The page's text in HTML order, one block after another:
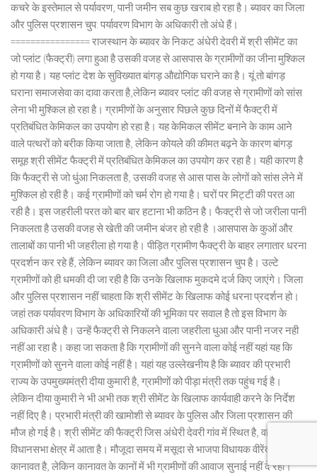
कचरे के इस्तेमाल से पर्यावरण, पानी जमीन सब कुछ खराब हो रहा है। ब्यावर का जिला
और पुलिस प्रशासन चुप: पर्यावरण विभाग के अधिकारी तो अंधे हैं।
================ राजस्थान के ब्यावर के निकट अंधेरी देवरी में श्री सीमेंट का
जो प्लांट (फैक्ट्री) लगा हुआ है उसकी वजह से आसपास के ग्रामीणों का जीना मुश्किल
हो गया है। यह प्लांट देश के सुविख्यात बांगड़ औद्योगिक घराने का है। यूं तो बांगड़
घराना समाजसेवा का दावा करता है,लेकिन ब्यावर प्लांट की वजह से ग्रामीणों को सांस
लेना भी मुश्किल हो रहा है। ग्रामीणों के अनुसार पिछले कुछ दिनों में फैक्ट्री में
प्रतिबंधित केमिकल का उपयोग हो रहा है। यह केमिकल सीमेंट बनाने के काम आने
वाले पत्थरों को बरीक किया जाता है, लेकिन कोयले की कीमत बढ़ने के कारण बांगड़
समूह श्री सीमेंट फैक्ट्री में प्रतिबंधित केमिकल का उपयोग कर रहा है। यही कारण है
कि फैक्ट्री से जो धुंआ निकलता है, उसकी वजह से आस पास के लोगों को सांस लेने में
मुश्किल हो रही है। कई ग्रामीणों को चर्म रोग हो गया है। घरों पर मिट्टी की परत आ
रही है। इस जहरीली परत को बार बार हटाना भी कठिन है। फैक्ट्री से जो जरीला पानी
निकलता है उसकी वजह से खेती की जमीन बंजर हो रही है ।आसपास के कुओं और
तालाबों का पानी भी जहरीला हो गया है। पीड़ित ग्रामीण फैक्ट्री के बाहर लगातार धरना
प्रदर्शन कर रहे हैं, लेकिन ब्यावर का जिला और पुलिस प्रशासन चुप है। उल्टे
ग्रामीणों को ही धमकी दी जा रही है कि उनके खिलाफ मुकदमे दर्ज किए जाएंगे। जिला
और पुलिस प्रशासन नहीं चाहता कि श्री सीमेंट के खिलाफ कोई धरना प्रदर्शन हो।
जहां तक पर्यावरण विभाग के अधिकारियों की भूमिका पर सवाल है तो इस विभाग के
अधिकारी अंधे है। उन्हें फैक्ट्री से निकलने वाला जहरीला धुआ और पानी नजर नही
नहीं आ रहा है। कहा जा सकता है कि ग्रामीणों की सुनने वाला कोई नहीं यहां यह कि
ग्रामीणों को सुनने वाला कोई नहीं है। यहां यह उल्लेखनीय है कि ब्यावर की प्रभारी
राज्य के उपमुख्यमंत्री दीया कुमारी है, ग्रामीणों को पीड़ा मंत्री तक पहुंच गई है।
लेकिन दीया कुमारी ने भी अभी तक श्री सीमेंट के खिलाफ कार्यवाही करने के निर्देश
नहीं दिए है। प्रभारी मंत्री की खामोशी से ब्यावर के पुलिस और जिला प्रशासन की
मौज हो गई है। श्री सीमेंट की फैक्ट्री जिस अंधेरी देवरी गांव में स्थित है, वह मसूदा
विधानसभा क्षेत्र में आता है। मौजूदा समय में मसूदा से भाजपा विधायक वीरेंद्र सिंह
कानावत है, लेकिन कानावत के कानों में भी ग्रामीणों की आवाज सुनाई नहीं दे रही।